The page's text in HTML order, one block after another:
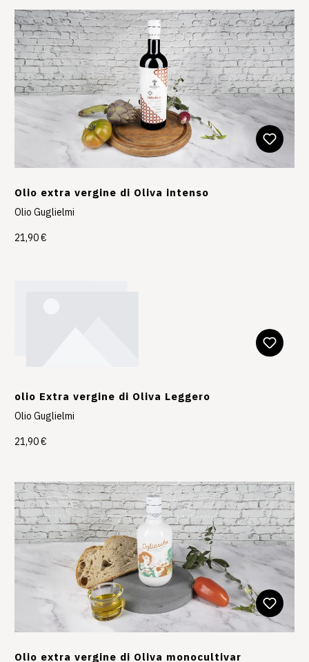
Olio extra vergine di Oliva intenso
Olio Guglielmi
21,90 €
olio Extra vergine di Oliva Leggero
Olio Guglielmi
21,90 €
Olio extra vergine di Oliva monocultivar